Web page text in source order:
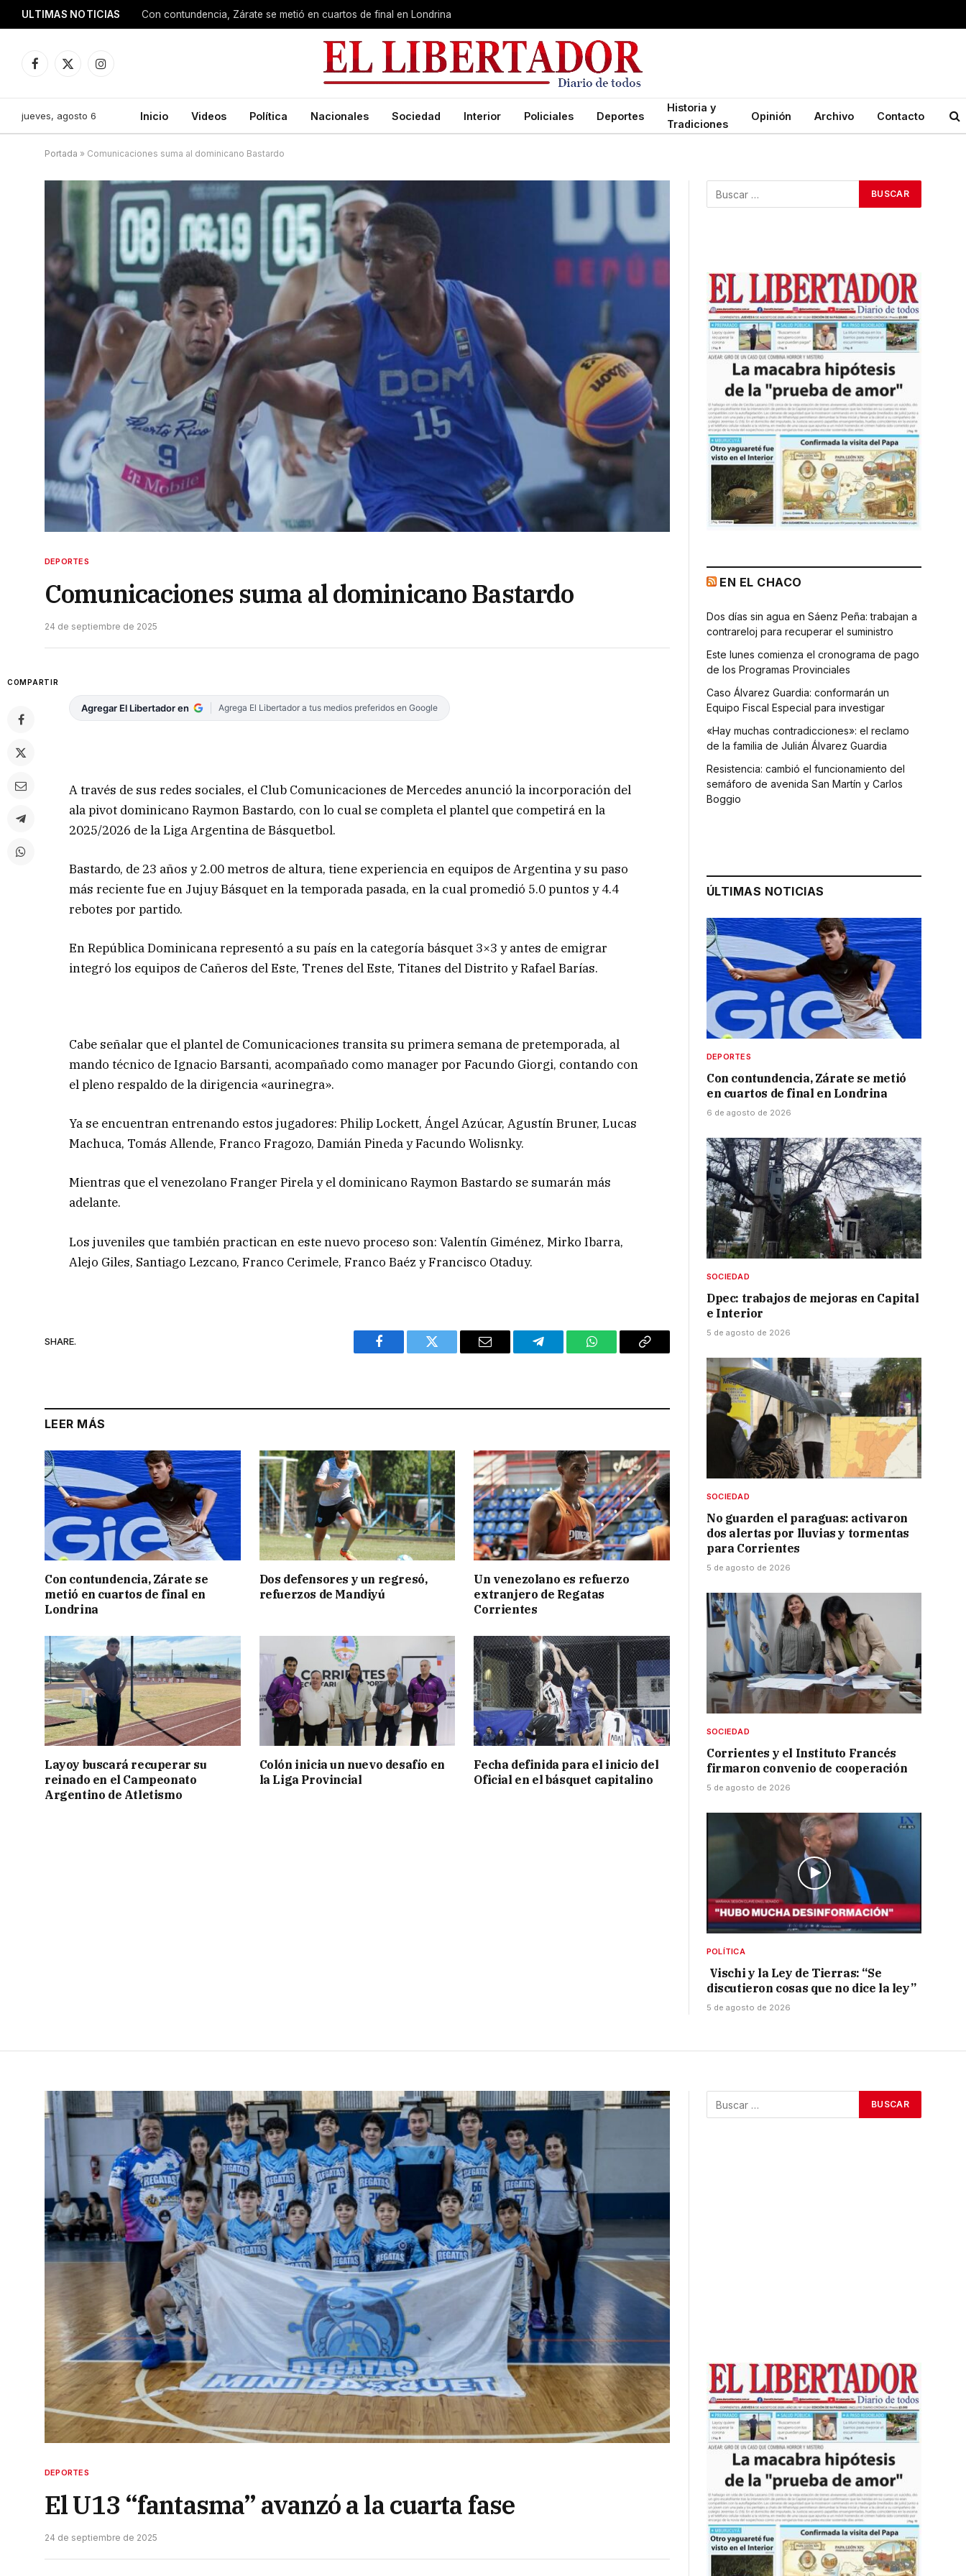
ULTIMAS NOTICIAS Con contundencia, Zárate se metió en cuartos de final en Londrina
Facebook
X
Instagram
jueves, agosto 6 Inicio Videos Política Nacionales Sociedad Interior Policiales Deportes
Historia y
Tradiciones
Opinión Archivo Contacto
Portada » Comunicaciones suma al dominicano Bastardo
DEPORTES
Comunicaciones suma al dominicano Bastardo
24 de septiembre de 2025
COMPARTIR
Agregar El Libertador en Agrega El Libertador a tus medios preferidos en Google
A través de sus redes sociales, el Club Comunicaciones de Mercedes anunció la incorporación del
ala pivot dominicano Raymon Bastardo, con lo cual se completa el plantel que competirá en la
2025/2026 de la Liga Argentina de Básquetbol.
Bastardo, de 23 años y 2.00 metros de altura, tiene experiencia en equipos de Argentina y su paso
más reciente fue en Jujuy Básquet en la temporada pasada, en la cual promedió 5.0 puntos y 4.4
rebotes por partido.
En República Dominicana representó a su país en la categoría básquet 3×3 y antes de emigrar
integró los equipos de Cañeros del Este, Trenes del Este, Titanes del Distrito y Rafael Barías.
Cabe señalar que el plantel de Comunicaciones transita su primera semana de pretemporada, al
mando técnico de Ignacio Barsanti, acompañado como manager por Facundo Giorgi, contando con
el pleno respaldo de la dirigencia «aurinegra».
Ya se encuentran entrenando estos jugadores: Philip Lockett, Ángel Azúcar, Agustín Bruner, Lucas
Machuca, Tomás Allende, Franco Fragozo, Damián Pineda y Facundo Wolisnky.
Mientras que el venezolano Franger Pirela y el dominicano Raymon Bastardo se sumarán más
adelante.
Los juveniles que también practican en este nuevo proceso son: Valentín Giménez, Mirko Ibarra,
Alejo Giles, Santiago Lezcano, Franco Cerimele, Franco Baéz y Francisco Otaduy.
SHARE.
Facebook Twitter Email Telegram WhatsAppCopy
LEER MÁS
Con contundencia, Zárate se
metió en cuartos de final en
Londrina
Dos defensores y un regresó,
refuerzos de Mandiyú
Un venezolano es refuerzo
extranjero de Regatas
Corrientes
Layoy buscará recuperar su
reinado en el Campeonato
Argentino de Atletismo
Colón inicia un nuevo desafío en
la Liga Provincial
Fecha definida para el inicio del
Oficial en el básquet capitalino
EN EL CHACO
Dos días sin agua en Sáenz Peña: trabajan a
contrareloj para recuperar el suministro
Este lunes comienza el cronograma de pago
de los Programas Provinciales
Caso Álvarez Guardia: conformarán un
Equipo Fiscal Especial para investigar
«Hay muchas contradicciones»: el reclamo
de la familia de Julián Álvarez Guardia
Resistencia: cambió el funcionamiento del
semáforo de avenida San Martín y Carlos
Boggio
ÚLTIMAS NOTICIAS
DEPORTES
Con contundencia, Zárate se metió
en cuartos de final en Londrina
6 de agosto de 2026
SOCIEDAD
Dpec: trabajos de mejoras en Capital
e Interior
5 de agosto de 2026
SOCIEDAD
No guarden el paraguas: activaron
dos alertas por lluvias y tormentas
para Corrientes
5 de agosto de 2026
SOCIEDAD
Corrientes y el Instituto Francés
firmaron convenio de cooperación
5 de agosto de 2026
POLÍTICA
Vischi y la Ley de Tierras: “Se
discutieron cosas que no dice la ley”
5 de agosto de 2026
DEPORTES
El U13 “fantasma” avanzó a la cuarta fase
24 de septiembre de 2025